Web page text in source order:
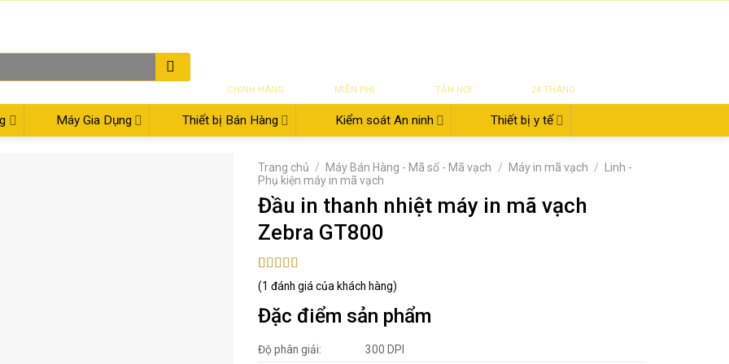
CHÍNH HÃNG
MIỄN PHÍ
TẬN NƠI
24 THÁNG
Máy Gia Dụng Thiết bị Bán Hàng Kiểm soát An ninh Thiết bị y tế
Trang chủ / Máy Bán Hàng - Mã số - Mã vạch / Máy in mã vạch /
Linh -
Phụ kiện máy in mã vạch
Đầu in thanh nhiệt máy in mã vạch
Zebra GT800
4.00trên
5 dựa trên
1
đánh giá
(1 đánh giá của khách hàng)
Đặc điểm sản phẩm
Độ phân giải:
300 DPI